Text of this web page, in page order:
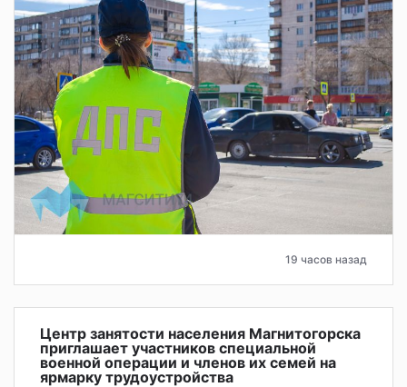
19 часов назад
Центр занятости населения Магнитогорска
приглашает участников специальной
военной операции и членов их семей на
ярмарку трудоустройства